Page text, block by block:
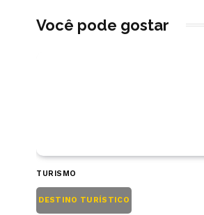
Você pode gostar
TURISMO
DESTINO TURÍSTICO